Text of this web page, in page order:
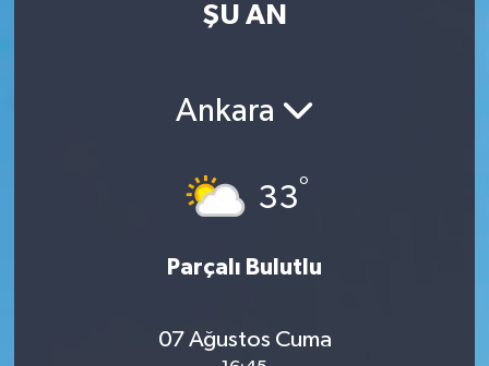
ŞU AN
Ankara
33°
Parçalı Bulutlu
07 Ağustos Cuma